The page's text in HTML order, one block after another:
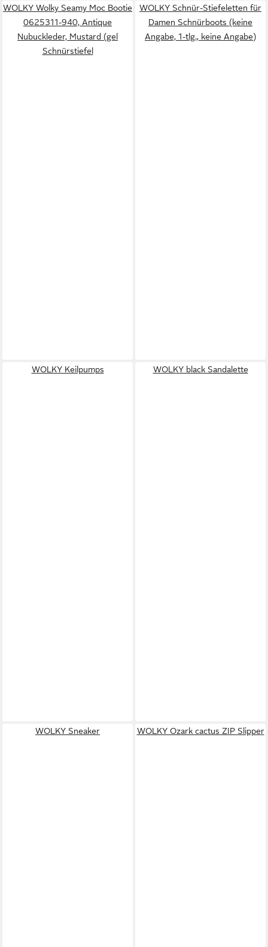
WOLKY Wolky Seamy Moc Bootie
0625311-940, Antique
Nubuckleder, Mustard (gel
Schnürstiefel
WOLKY Schnür-Stiefeletten für
Damen Schnürboots (keine
Angabe, 1-tlg., keine Angabe)
WOLKY Keilpumps WOLKY black Sandalette
WOLKY Sneaker WOLKY Ozark cactus ZIP Slipper